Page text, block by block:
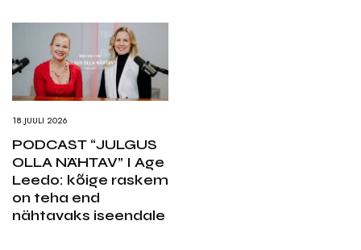
18.JUULI 2026
PODCAST “JULGUS
OLLA NÄHTAV” I Age
Leedo: kõige raskem
on teha end
nähtavaks iseendale